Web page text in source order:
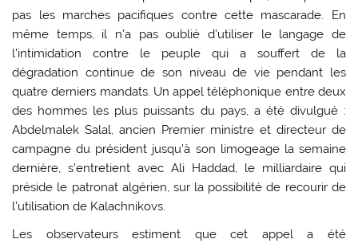
pas les marches pacifiques contre cette mascarade. En
même temps, il n’a pas oublié d’utiliser le langage de
l’intimidation contre le peuple qui a souffert de la
dégradation continue de son niveau de vie pendant les
quatre derniers mandats. Un appel téléphonique entre deux
des hommes les plus puissants du pays, a été divulgué :
Abdelmalek Salal, ancien Premier ministre et directeur de
campagne du président jusqu’à son limogeage la semaine
dernière, s’entretient avec Ali Haddad, le milliardaire qui
préside le patronat algérien, sur la possibilité de recourir de
l’utilisation de Kalachnikovs.
Les observateurs estiment que cet appel a été